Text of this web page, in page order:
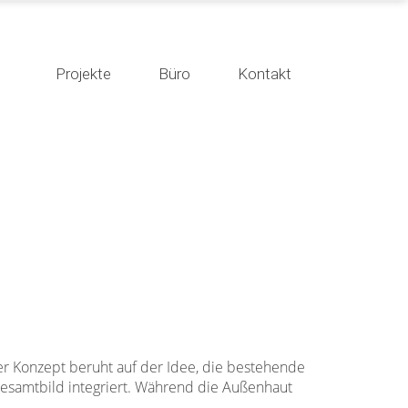
Projekte Büro Kontakt
Konzept beruht auf der Idee, die bestehende
integriert. Während die Außenhaut